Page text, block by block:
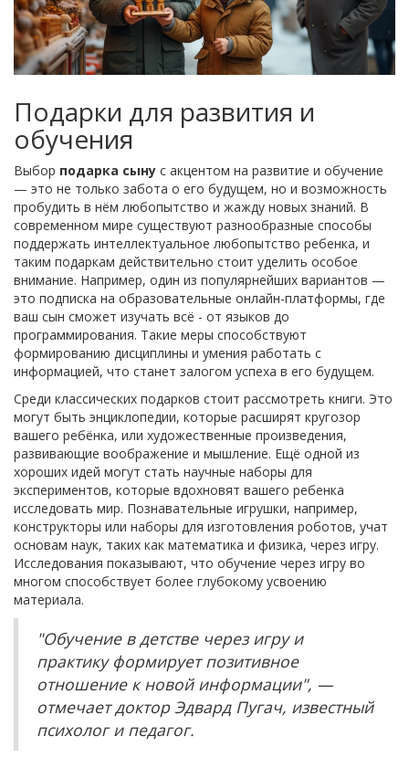
Подарки для развития и
обучения
Выбор подарка сыну с акцентом на развитие и обучение
— это не только забота о его будущем, но и возможность
пробудить в нём любопытство и жажду новых знаний. В
современном мире существуют разнообразные способы
поддержать интеллектуальное любопытство ребенка, и
таким подаркам действительно стоит уделить особое
внимание. Например, один из популярнейших вариантов —
это подписка на образовательные онлайн-платформы, где
ваш сын сможет изучать всё - от языков до
программирования. Такие меры способствуют
формированию дисциплины и умения работать с
информацией, что станет залогом успеха в его будущем.
Среди классических подарков стоит рассмотреть книги. Это
могут быть энциклопедии, которые расширят кругозор
вашего ребёнка, или художественные произведения,
развивающие воображение и мышление. Ещё одной из
хороших идей могут стать научные наборы для
экспериментов, которые вдохновят вашего ребенка
исследовать мир. Познавательные игрушки, например,
конструкторы или наборы для изготовления роботов, учат
основам наук, таких как математика и физика, через игру.
Исследования показывают, что обучение через игру во
многом способствует более глубокому усвоению
материала.
"Обучение в детстве через игру и
практику формирует позитивное
отношение к новой информации", —
отмечает доктор Эдвард Пугач, известный
психолог и педагог.